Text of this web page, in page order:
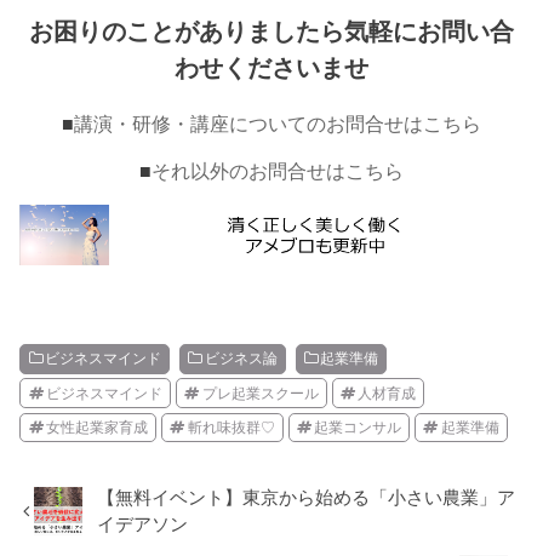
お困りのことがありましたら気軽にお問い合
わせくださいませ
■講演・研修・講座についてのお問合せはこちら
■それ以外のお問合せはこちら
ビジネスマインド ビジネス論 起業準備
ビジネスマインド プレ起業スクール 人材育成
女性起業家育成 斬れ味抜群♡ 起業コンサル 起業準備
【無料イベント】東京から始める「小さい農業」ア
イデアソン